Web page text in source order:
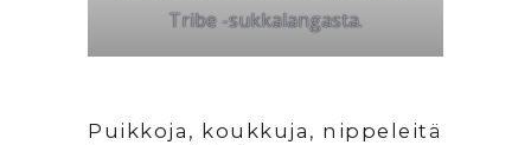
Tribe -sukkalangasta.
Puikkoja, koukkuja, nippeleitä